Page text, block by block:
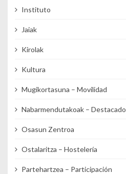
Instituto
Jaiak
Kirolak
Kultura
Mugikortasuna – Movilidad
Nabarmendutakoak – Destacado
Osasun Zentroa
Ostalaritza – Hostelería
Partehartzea – Participación